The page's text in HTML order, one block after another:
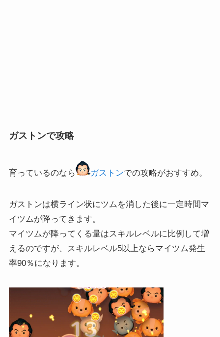
ガストンで攻略
育っているのなら ガストンでの攻略がおすすめ。
ガストンは横ライン状にツムを消した後に一定時間マ
イツムが降ってきます。
マイツムが降ってくる量はスキルレベルに比例して増
えるのですが、スキルレベル5以上ならマイツム発生
率90％になります。